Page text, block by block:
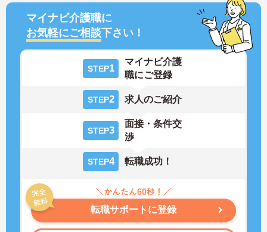
マイナビ介護職に
お気軽にご相談下さい！
STEP1
マイナビ介護
職にご登録
STEP2 求人のご紹介
STEP3
面接・条件交
渉
STEP4 転職成功！
転職サポートに登録